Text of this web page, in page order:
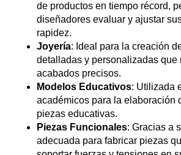
de productos en tiempo récord,
diseñadores evaluar y ajustar
rapidez.
Joyería: Ideal para la creación
detalladas y personalizadas que
acabados precisos.
Modelos Educativos: Utilizada
académicos para la elaboración
piezas educativas.
Piezas Funcionales: Gracias a
adecuada para fabricar piezas